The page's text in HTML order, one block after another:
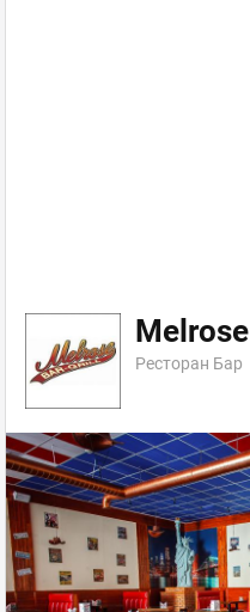
Melrose
Ресторан Бар